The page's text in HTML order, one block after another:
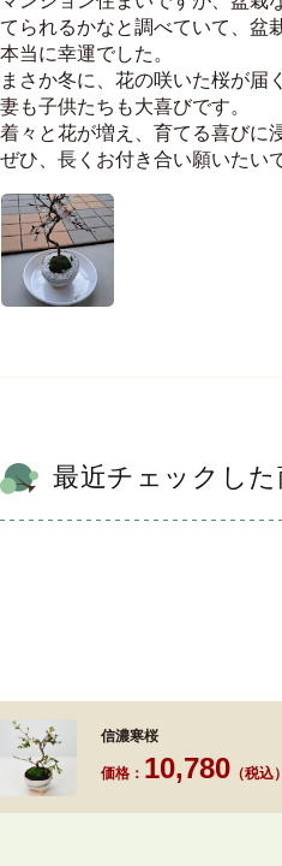
てられるかなと調べていて、盆
本当に幸運でした。
まさか冬に、花の咲いた桜が届
妻も子供たちも大喜びです。
着々と花が増え、育てる喜びに
ぜひ、長くお付き合い願いたい
最近チェックした
信濃寒桜
価格： 10,780 （税込）